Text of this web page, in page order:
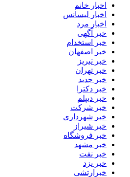
اخبار خانم
اخبار لیسانس
اخبار مرد
خبر آگهی
خبر استخدام
خبر اصفهان
خبر تبریز
خبر تهران
خبر جدید
خبر دکترا
خبر دیپلم
خبر شرکت
خبر شهرداری
خبر شیراز
خبر فروشگاه
خبر مشهد
خبر نفت
خبر یزد
خبرارتشی